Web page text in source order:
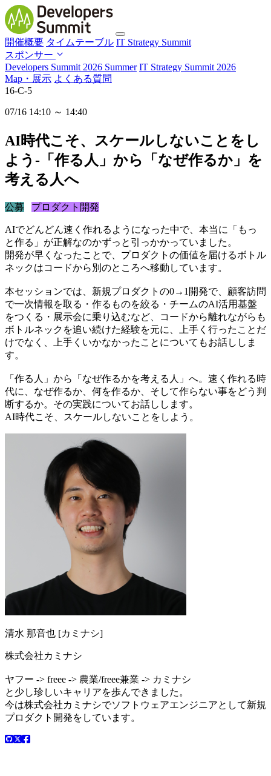
開催概要 タイムテーブル IT Strategy Summit
スポンサー
Developers Summit 2026 Summer IT Strategy Summit 2026
Map・展示 よくある質問
16-C-5
07/16 14:10 ～ 14:40
AI時代こそ、スケールしないことをし
よう-「作る人」から「なぜ作るか」を
考える人へ
公募 プロダクト開発
AIでどんどん速く作れるようになった中で、本当に「もっ
と作る」が正解なのかずっと引っかかっていました。
開発が早くなったことで、プロダクトの価値を届けるボトル
ネックはコードから別のところへ移動しています。
本セッションでは、新規プロダクトの0→1開発で、顧客訪問
で一次情報を取る・作るものを絞る・チームのAI活用基盤
をつくる・展示会に乗り込むなど、コードから離れながらも
ボトルネックを追い続けた経験を元に、上手く行ったことだ
けでなく、上手くいかなかったことについてもお話ししま
す。
「作る人」から「なぜ作るかを考える人」へ。速く作れる時
代に、なぜ作るか、何を作るか、そして作らない事をどう判
断するか。その実践についてお話しします。
AI時代こそ、スケールしないことをしよう。
清水 那音也 [カミナシ]
株式会社カミナシ
ヤフー -> freee -> 農業/freee兼業 -> カミナシ
と少し珍しいキャリアを歩んできました。
今は株式会社カミナシでソフトウェアエンジニアとして新規
プロダクト開発をしています。